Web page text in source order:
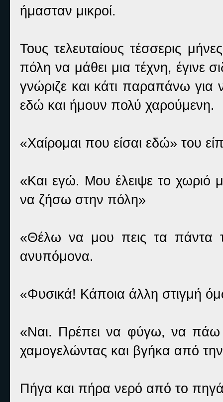
ήμασταν μικροί.
Τους τελευταίους τέσσερις
πόλη να μάθει μια τέχνη, έγινε
γνώριζε και κάτι παραπάνω για
εδώ και ήμουν πολύ χαρούμενη.
«Χαίρομαι που είσαι εδώ» του
«Και εγώ. Μου έλειψε το χωριό
να ζήσω στην πόλη»
«Θέλω να μου πεις τα πάντα
ανυπόμονα.
«Φυσικά! Κάποια άλλη στιγμή
«Ναι. Πρέπει να φύγω, να πάω
χαμογελώντας και βγήκα από
Πήγα και πήρα νερό από το